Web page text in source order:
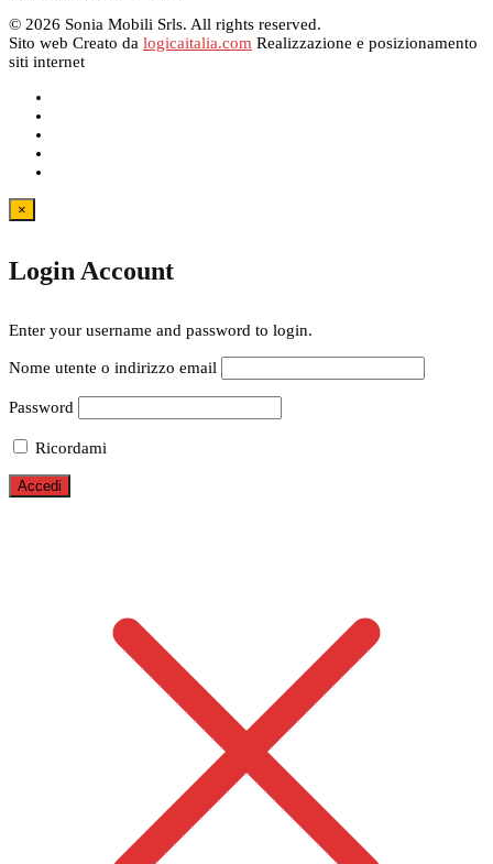
© 2026 Sonia Mobili Srls. All rights reserved.
Sito web Creato da logicaitalia.com Realizzazione e posizionamento
siti internet
×
Login Account
Enter your username and password to login.
Nome utente o indirizzo email
Password
Ricordami